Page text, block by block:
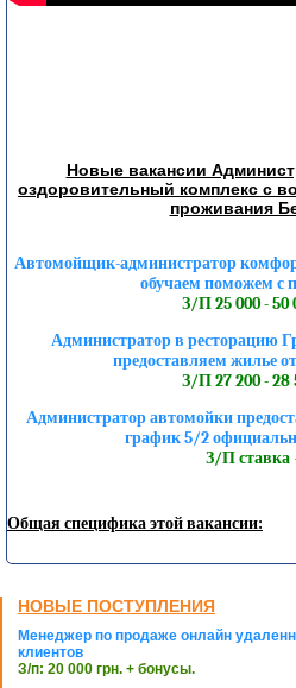
Новые вакансии
оздоровительный комплекс с
проживания
Автомойщик-администратор
обучаем поможем с
З/П 25 000 - 50
Администратор в ресторацию
предоставляем жилье
З/П 27 200 - 28
Администратор автомойки
график 5/2
З/П ставка
Общая специфика этой вакансии:
НОВЫЕ ПОСТУПЛЕНИЯ
Менеджер по продаже онлайн
клиентов
З/п: 20 000 грн. + бонусы.